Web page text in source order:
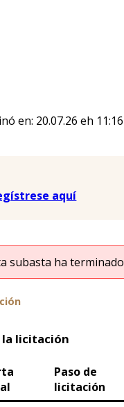
en: 20.07.26 eh 11:16
aquí
subasta ha terminado
la licitación
Paso de
licitación